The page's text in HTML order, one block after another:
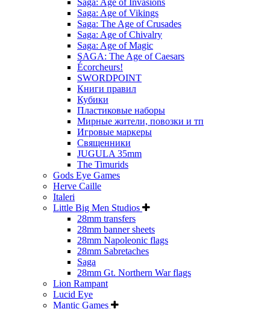
Saga: Age of Invasions
Saga: Age of Vikings
Saga: The Age of Crusades
Saga: Age of Chivalry
Saga: Age of Magic
SAGA: The Age of Caesars
Écorcheurs!
SWORDPOINT
Книги правил
Кубики
Пластиковые наборы
Мирные жители, повозки и тп
Игровые маркеры
Священники
JUGULA 35mm
The Timurids
Gods Eye Games
Herve Caille
Italeri
Little Big Men Studios
28mm transfers
28mm banner sheets
28mm Napoleonic flags
28mm Sabretaches
Saga
28mm Gt. Northern War flags
Lion Rampant
Lucid Eye
Mantic Games